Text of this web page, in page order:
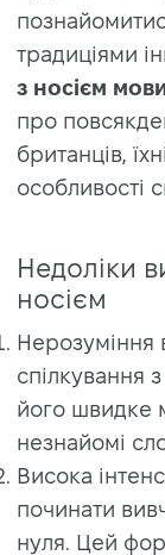
традиціями
з носієм
про
британців,
особливості
Недоліки
носієм
Нерозуміння
спілкування
його швидке
незнайомі
Висока
починати
нуля. Цей